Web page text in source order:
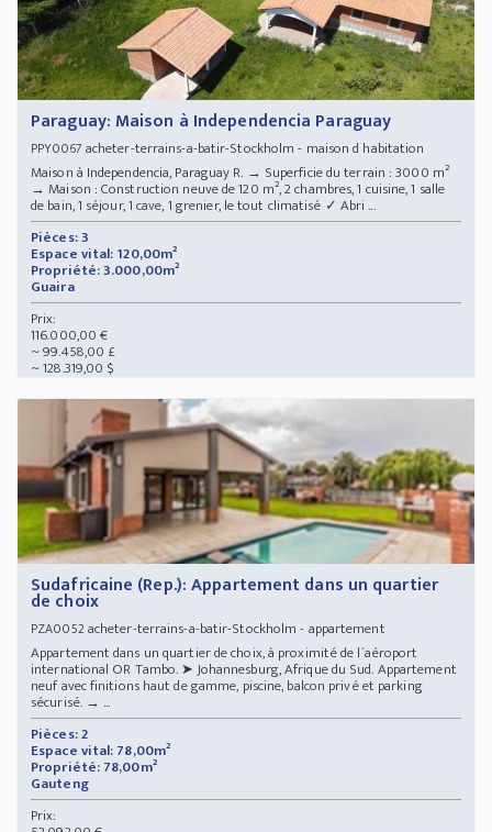
Paraguay: Maison à Independencia Paraguay
PPY0067 acheter-terrains-a-batir-Stockholm - maison d habitation
Maison à Independencia, Paraguay R. → Superficie du terrain : 3000 m²
→ Maison : Construction neuve de 120 m², 2 chambres, 1 cuisine, 1 salle
de bain, 1 séjour, 1 cave, 1 grenier, le tout climatisé ✓ Abri ...
Pièces: 3
Espace vital: 120,00m²
Propriété: 3.000,00m²
Guaira
Prix:
116.000,00 €
~ 99.458,00 £
~ 128.319,00 $
Sudafricaine (Rep.): Appartement dans un quartier
de choix
PZA0052acheter-terrains-a-batir-Stockholm - appartement
Appartement dans un quartier de choix, à proximité de l´aéroport
international OR Tambo. ➤ Johannesburg, Afrique du Sud. Appartement
neuf avec finitions haut de gamme, piscine, balcon privé et parking
sécurisé. → ...
Pièces: 2
Espace vital: 78,00m²
Propriété: 78,00m²
Gauteng
Prix: